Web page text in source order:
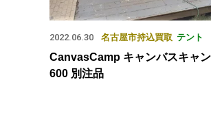
2022.06.30 名古屋市持込買取 テント
CanvasCamp キャンバスキャ
600 別注品